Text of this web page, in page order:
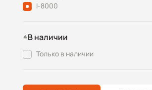
I-8000
В наличии
Только в наличии